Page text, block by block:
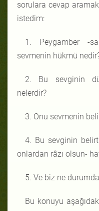
sorulara cevap
istedim:
1. Peygamber -
sevmenin hükmü
2. Bu sevginin
nelerdir?
3. Onu sevmenin
4. Bu sevginin
onlardan râzı olsun-
5. Ve biz ne
Bu konuyu